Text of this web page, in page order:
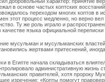
в основе частых коптских
переходом многих коптов в
этот процесс медленно, но верно
Ту же роль играло и
качестве языка официальной переписки
мусульман и мусульманских
жертвами притеснений, иногда
в Египте начала складываться
административную жизнь
правителей, хотя пророку
изречение: «Копты помогут